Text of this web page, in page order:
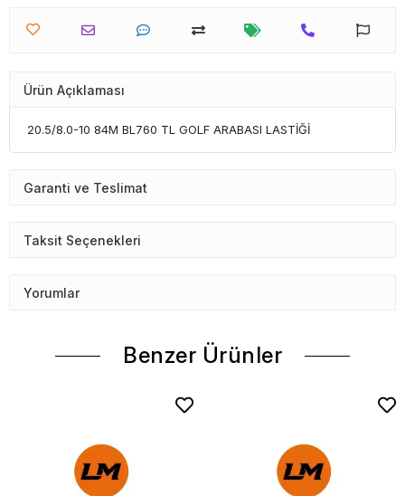
Ürün Açıklaması
20.5/8.0-10 84M BL760 TL GOLF ARABASI LASTİĞİ
Garanti ve Teslimat
Taksit Seçenekleri
Yorumlar
Benzer Ürünler